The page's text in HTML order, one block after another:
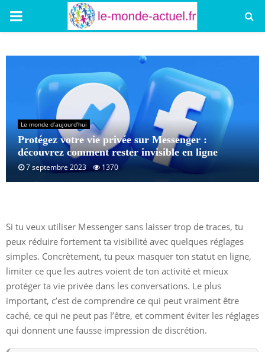
PRIMARY
Le monde d’aujourd’hui
Protégez votre vie privée sur Messenger :
découvrez comment rester invisible en ligne
7 septembre 2023 1370
Si tu veux utiliser Messenger sans laisser trop de traces, tu
peux réduire fortement ta visibilité avec quelques réglages
simples. Concrètement, tu peux masquer ton statut en ligne,
limiter ce que les autres voient de ton activité et mieux
protéger ta vie privée dans les conversations. Le plus
important, c’est de comprendre ce qui peut vraiment être
caché, ce qui ne peut pas l’être, et comment éviter les réglages
qui donnent une fausse impression de discrétion.